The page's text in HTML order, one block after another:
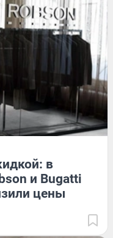
в
и Bugatti
цены